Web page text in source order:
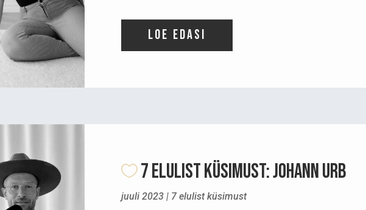
Loe edasi
7 ELULIST KÜSIMUST: Johann Urb
juuli 2023| 7 elulist küsimust